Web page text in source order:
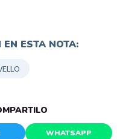
ESTA NOTA:
WHATSAPP